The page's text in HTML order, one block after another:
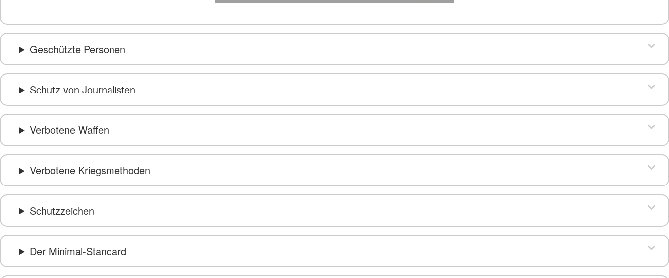
Geschützte Personen
Schutz von Journalisten
Verbotene Waffen
Verbotene Kriegsmethoden
Schutzzeichen
Der Minimal-Standard